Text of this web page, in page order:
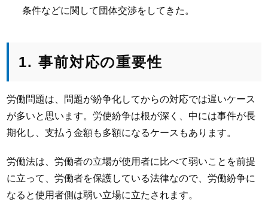
条件などに関して団体交渉をしてきた。
1. 事前対応の重要性
労働問題は、問題が紛争化してからの対応では遅いケース
が多いと思います。労使紛争は根が深く、中には事件が長
期化し、支払う金額も多額になるケースもあります。
労働法は、労働者の立場が使用者に比べて弱いことを前提
に立って、労働者を保護している法律なので、労働紛争に
なると使用者側は弱い立場に立たされます。